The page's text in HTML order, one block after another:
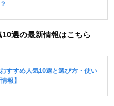
10選の最新情報はこちら